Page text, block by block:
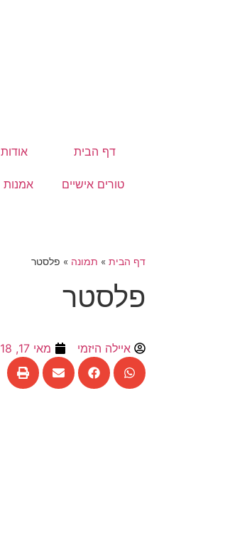
דף הבית אודות
טורים אישיים אמנות
דף הבית » תמונה » פלסטר
פלסטר
איילה היזמי מאי 17, 2018